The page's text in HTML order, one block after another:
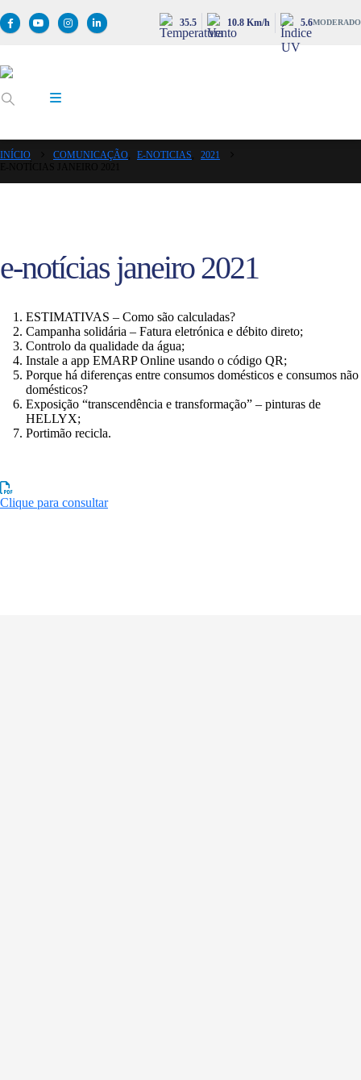
35.5 10.8 Km/h 5.6MODERADO
INÍCIO COMUNICAÇÃO E-NOTICIAS
2021
e-notícias janeiro 2021
ESTIMATIVAS – Como são calculadas?
Campanha solidária – Fatura eletrónica e débito direto;
Controlo da qualidade da água;
Instale a app EMARP Online usando o código QR;
Porque há diferenças entre consumos domésticos e consumos não
domésticos?
Exposição “transcendência e transformação” – pinturas de
HELLYX;
Portimão recicla.
Clique para consultar